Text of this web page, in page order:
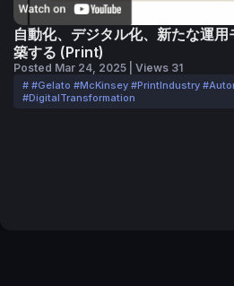
自動化、デジタル化、新たな運
築する (Print)
Posted Mar 24, 2025 | Views 31
# #Gelato #McKinsey #PrintIndustry
#DigitalTransformation